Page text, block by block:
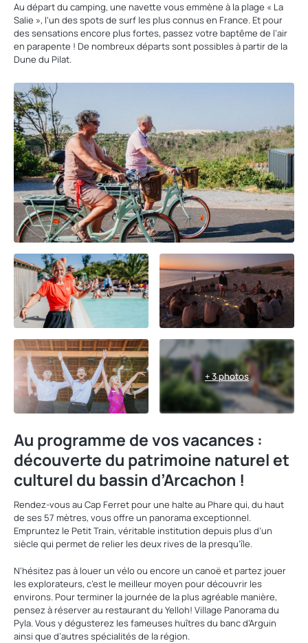
Au départ du camping, une navette vous emmène à la plage « La
Salie », l'un des spots de surf les plus connus en France. Et pour
des sensations encore plus fortes, passez votre baptême de l’air
en parapente ! De nombreux départs sont possibles à partir de la
Dune du Pilat.
+ 3 photos
Au programme de vos vacances :
découverte du patrimoine naturel et
culturel du bassin d’Arcachon !
Rendez-vous au Cap Ferret pour une halte au Phare qui, du haut
de ses 57 mètres, vous offre un panorama exceptionnel.
Empruntez le Petit Train, véritable institution depuis plus d’un
siècle qui permet de relier les deux rives de la presqu’île.
N’hésitez pas à louer un vélo ou encore un canoë et partez jouer
les explorateurs, c’est le meilleur moyen pour découvrir les
environs. Pour terminer la journée de la plus agréable manière,
pensez à réserver au restaurant du Yelloh! Village Panorama du
Pyla. Vous y dégusterez les fameuses huîtres du banc d’Arguin
ainsi que d’autres spécialités de la région.